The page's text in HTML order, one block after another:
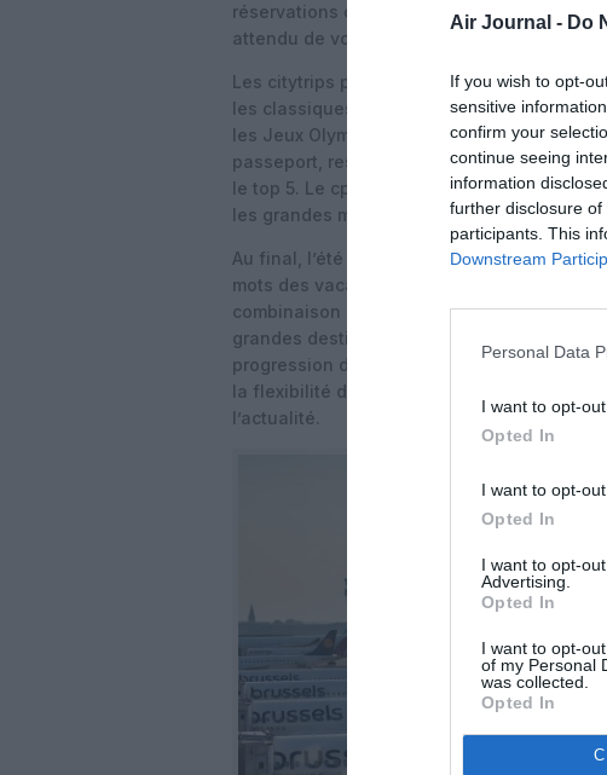
Air Journal - Do
If you wish to opt-
sensitive
confirm your
continue seeing
information
further disclosure of
participants. This
Downstream
Personal Data
I want to opt-
Opted In
I want to opt-
Opted In
I want to opt-
Advertising.
Opted In
I want to opt-
of my Personal
was collected.
Opted In
réservations ont eu lieu seulement à partir
attendu de voir la météo avant de réserver.
Les citytrips poursuivent leur succès. Si
les classiques reviennent en force. Paris,
les Jeux Olympiques, retrouve sa première
passeport, reste une valeur sûre, tandis
le top 5. Le cpût plus élevé n’a pas
les grandes métropoles charismatiques.
Au final, l’été 2025 démontre que budget
mots des vacanciers belges, résume TUI
combinaison de réservations anticipées
grandes destinations confirment
progression des vacances en Belgique et
la flexibilité des familles belges, capables
l’actualité.